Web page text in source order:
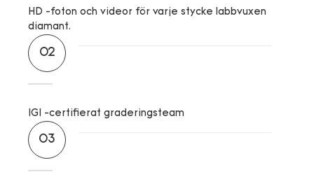
HD -foton och videor för varje stycke labbvuxen
diamant.
02
IGI -certifierat graderingsteam
03